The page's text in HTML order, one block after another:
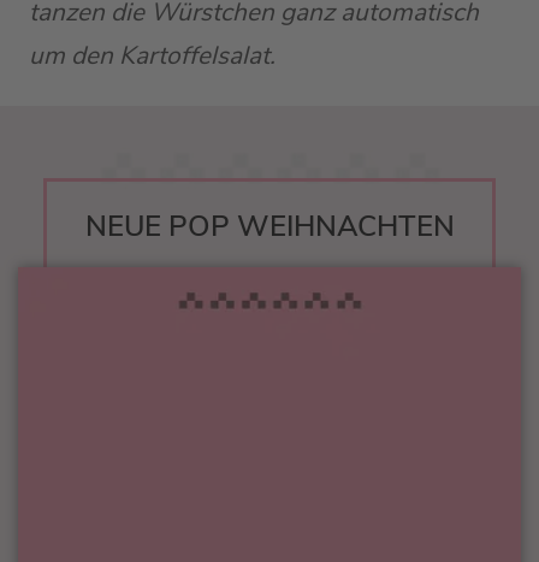
tanzen die Würstchen ganz automatisch
um den Kartoffelsalat.
NEUE POP WEIHNACHTEN